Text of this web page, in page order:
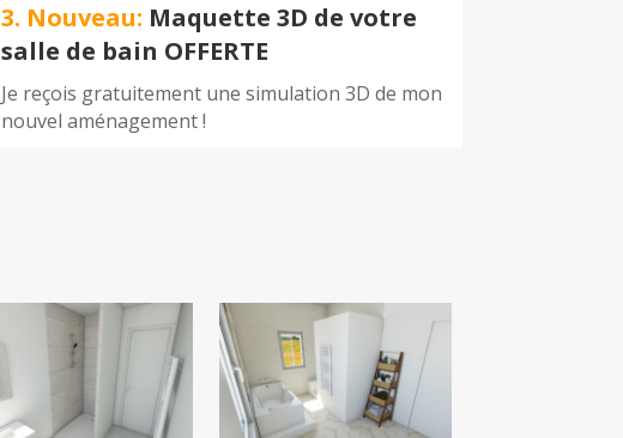
3. Nouveau: Maquette 3D de votre
salle de bain OFFERTE
Je reçois gratuitement une simulation 3D de mon
nouvel aménagement !